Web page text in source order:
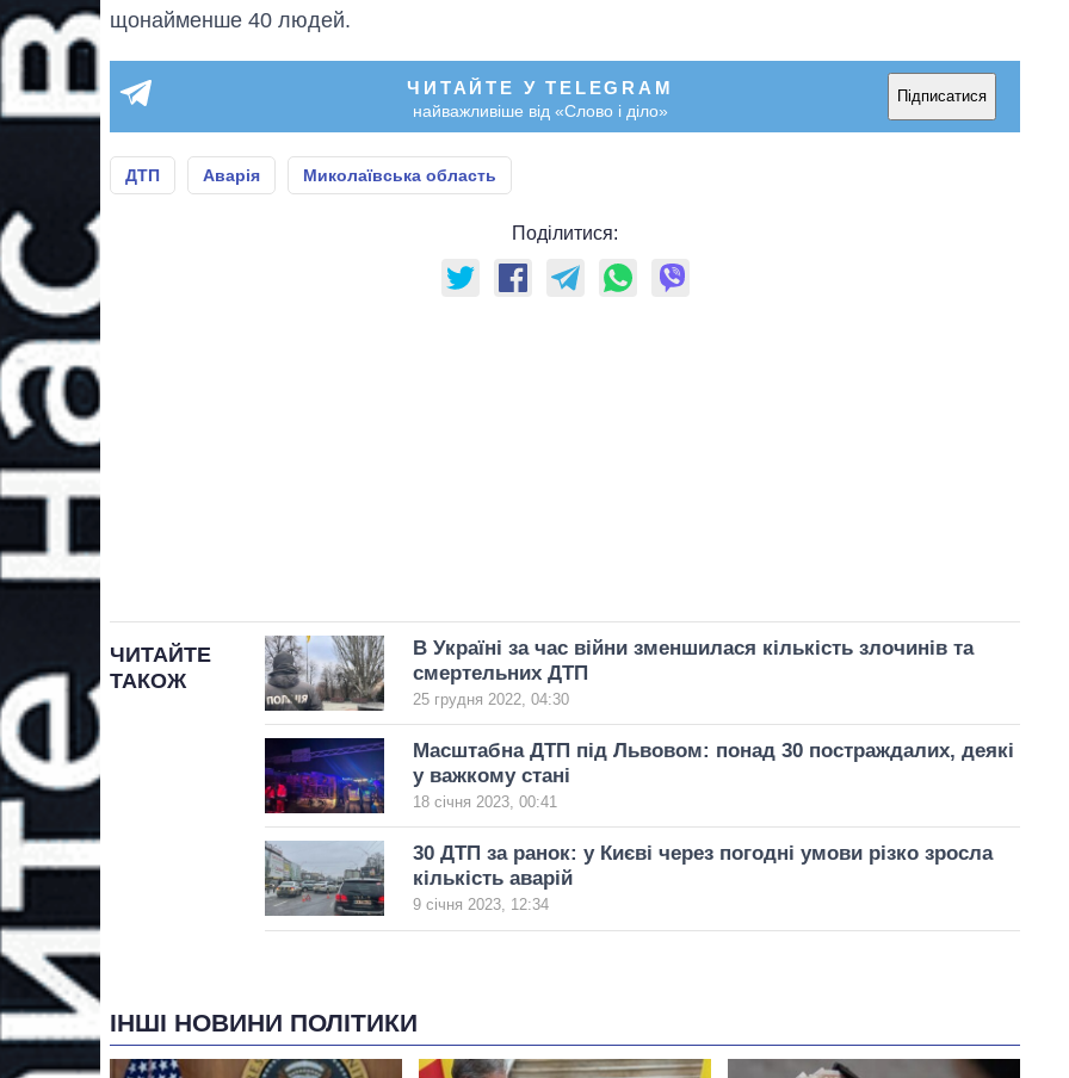
щонайменше 40 людей.
ЧИТАЙТЕ У TELEGRAM
найважливіше від «Слово і діло»
Підписатися
ДТП Аварія Миколаївська область
Поділитися:
ЧИТАЙТЕ
ТАКОЖ
В Україні за час війни зменшилася кількість злочинів та
смертельних ДТП
25 грудня 2022, 04:30
Масштабна ДТП під Львовом: понад 30 постраждалих, деякі
у важкому стані
18 січня 2023, 00:41
30 ДТП за ранок: у Києві через погодні умови різко зросла
кількість аварій
9 січня 2023, 12:34
ІНШІ НОВИНИ ПОЛІТИКИ